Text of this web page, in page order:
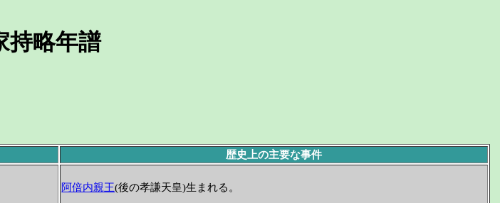
持略年譜
歴史上の主要な事件
阿倍内親王(後の孝謙天皇)生まれる。